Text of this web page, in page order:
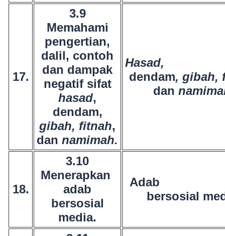
17.
3.9
Memahami
pengertian,
dalil, contoh
dan dampak
negatif sifat
hasad,
dendam,
gibah, fitnah,
dan namimah.
dendam, gibah,
dan
18.
3.10
Menerapkan
adab
bersosial
media.
bersosial